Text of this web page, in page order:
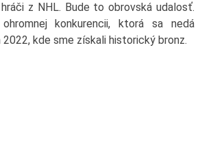
z NHL. Bude to obrovská udalosť.
konkurencii, ktorá sa nedá
kde sme získali historický bronz.